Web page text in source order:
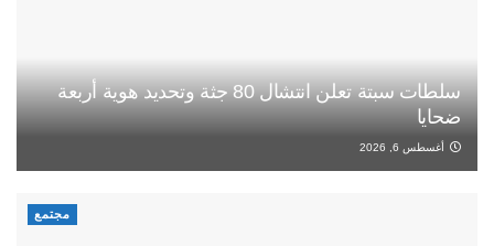
سلطات سبتة تعلن انتشال 80 جثة وتحديد هوية أربعة
ضحايا
أغسطس 6, 2026
مجتمع